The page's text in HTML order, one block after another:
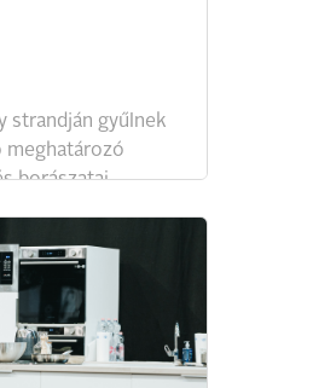
strandján gyűlnek
meghatározó
borászatai.